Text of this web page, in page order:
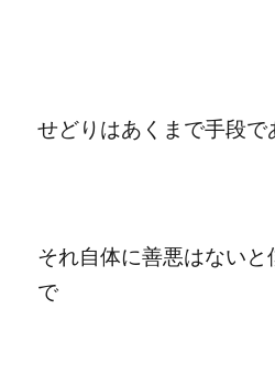
せどりはあくまで手段で
それ自体に善悪はない
で